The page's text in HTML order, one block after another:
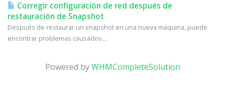
Corregir configuración de red después de
restauración de Snapshot
Después de restaurar un snapshot en una nueva máquina, puede
encontrar problemas causados...
Powered byWHMCompleteSolution